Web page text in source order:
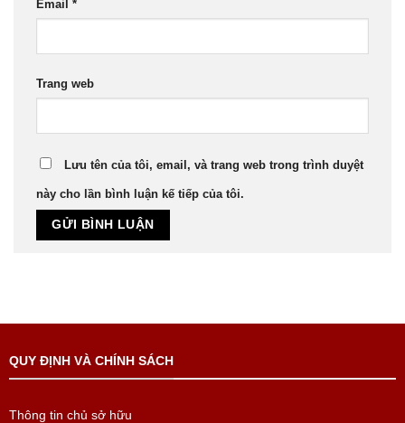
Email *
Trang web
Lưu tên của tôi, email, và trang web trong trình duyệt
này cho lần bình luận kế tiếp của tôi.
QUY ĐỊNH VÀ CHÍNH SÁCH
Thông tin chủ sở hữu